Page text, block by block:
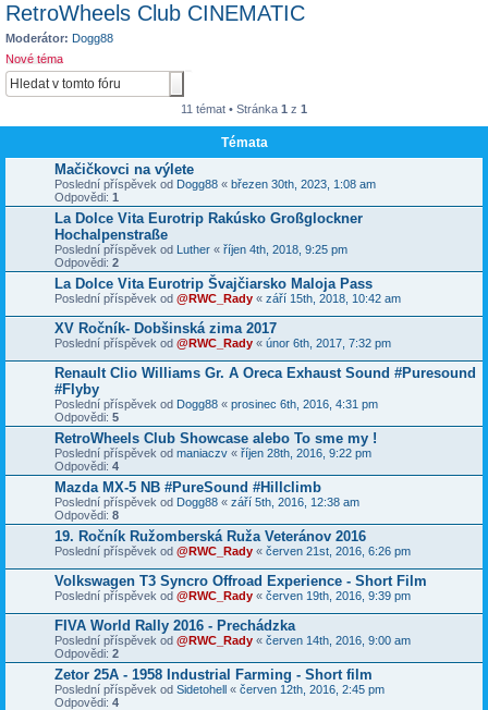
RetroWheels Club CINEMATIC
Moderátor: Dogg88
Nové téma
11 témat • Stránka 1 z 1
Témata
Mačičkovci na výlete
Poslední příspěvek od Dogg88 « březen 30th, 2023, 1:08 am
Odpovědi: 1
La Dolce Vita Eurotrip Rakúsko Großglockner
Hochalpenstraße
Poslední příspěvek od Luther « říjen 4th, 2018, 9:25 pm
Odpovědi: 2
La Dolce Vita Eurotrip Švajčiarsko Maloja Pass
Poslední příspěvek od @RWC_Rady « září 15th, 2018, 10:42 am
XV Ročník- Dobšinská zima 2017
Poslední příspěvek od @RWC_Rady « únor 6th, 2017, 7:32 pm
Renault Clio Williams Gr. A Oreca Exhaust Sound #Puresound
#Flyby
Poslední příspěvek od Dogg88 « prosinec 6th, 2016, 4:31 pm
Odpovědi: 5
RetroWheels Club Showcase alebo To sme my !
Poslední příspěvek od maniaczv « říjen 28th, 2016, 9:22 pm
Odpovědi: 4
Mazda MX-5 NB #PureSound #Hillclimb
Poslední příspěvek od Dogg88 « září 5th, 2016, 12:38 am
Odpovědi: 8
19. Ročník Ružomberská Ruža Veteránov 2016
Poslední příspěvek od @RWC_Rady « červen 21st, 2016, 6:26 pm
Volkswagen T3 Syncro Offroad Experience - Short Film
Poslední příspěvek od @RWC_Rady « červen 19th, 2016, 9:39 pm
FIVA World Rally 2016 - Prechádzka
Poslední příspěvek od @RWC_Rady « červen 14th, 2016, 9:00 am
Odpovědi: 2
Zetor 25A - 1958 Industrial Farming - Short film
Poslední příspěvek od Sidetohell « červen 12th, 2016, 2:45 pm
Odpovědi: 4